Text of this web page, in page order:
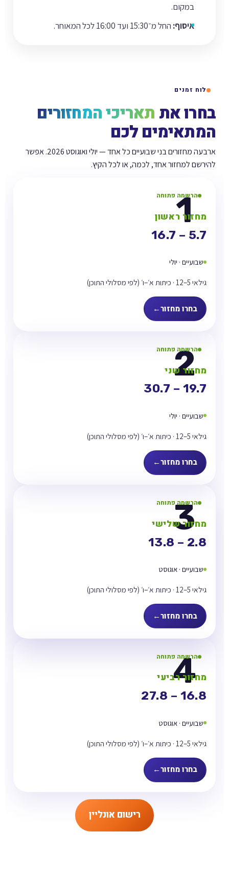
במקום.
איסוף: החל מ־15:30 ועד 16:00 לכל המאוחר.
לוח זמנים
בחרו את תאריכי המחזורים
המתאימים לכם
ארבעה מחזורים בני שבועיים כל אחד — יולי ואוגוסט 2026. אפשר
להירשם למחזור אחד, לכמה, או לכל הקיץ.
הרשמה פתוחה
מחזור ראשון
5.7 – 16.7
שבועיים · יולי
גילאי 5–12 · כיתות א׳–ו׳ (לפי מסלולי התוכן)
בחרו מחזור
הרשמה פתוחה
מחזור שני
19.7 – 30.7
שבועיים · יולי
גילאי 5–12 · כיתות א׳–ו׳ (לפי מסלולי התוכן)
בחרו מחזור
הרשמה פתוחה
מחזור שלישי
2.8 – 13.8
שבועיים · אוגוסט
גילאי 5–12 · כיתות א׳–ו׳ (לפי מסלולי התוכן)
בחרו מחזור
הרשמה פתוחה
מחזור רביעי
16.8 – 27.8
שבועיים · אוגוסט
גילאי 5–12 · כיתות א׳–ו׳ (לפי מסלולי התוכן)
בחרו מחזור
רישום אונליין